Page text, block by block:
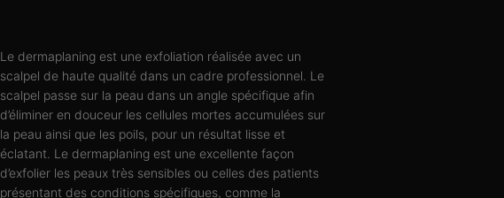
Le dermaplaning est une exfoliation réalisée avec un
scalpel de haute qualité dans un cadre professionnel. Le
scalpel passe sur la peau dans un angle spécifique afin
d’éliminer en douceur les cellules mortes accumulées sur
la peau ainsi que les poils, pour un résultat lisse et
éclatant. Le dermaplaning est une excellente façon
d’exfolier les peaux très sensibles ou celles des patients
présentant des conditions spécifiques, comme la